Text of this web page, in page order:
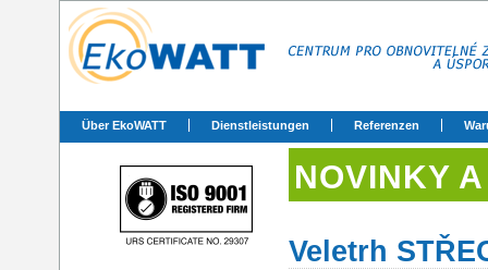
Über EkoWATT Dienstleistungen Referenzen
NOVINKY
Veletrh